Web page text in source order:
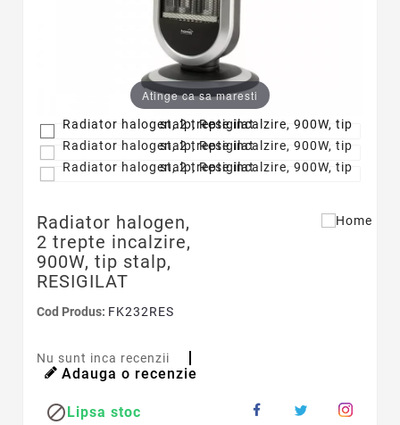
Atinge ca sa maresti
Radiator halogen,
2 trepte incalzire,
900W, tip stalp,
RESIGILAT
Cod Produs: FK232RES
Nu sunt inca recenzii
Adauga o recenzie
Lipsa stoc